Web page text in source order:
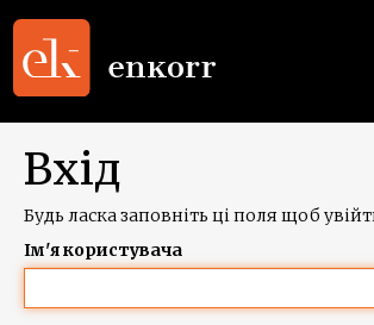
Вхід
Будь ласка заповніть ці поля щоб
Ім'я користувача